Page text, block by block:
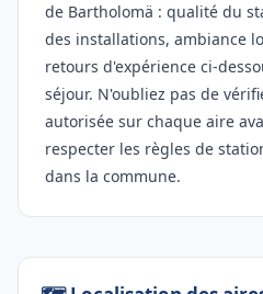
de Bartholomä : qualité du
des installations, ambiance
retours d'expérience ci-
séjour. N'oubliez pas de
autorisée sur chaque aire
respecter les règles de
dans la commune.